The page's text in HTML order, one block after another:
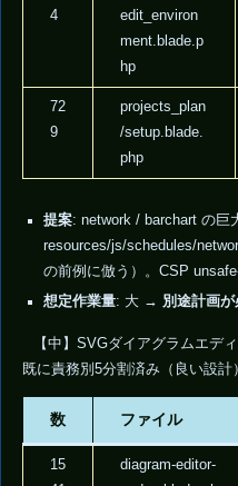
4
edit_environ
ment.blade.p
hp
72
9
projects_plan
/setup.blade.
php
提案: network / barchart の巨
resources/js/schedules/
の前例に倣う）。CSP
想定作業量: 大 → 別途計画が
【中】SVGダイアグラムエデ
既に責務別5分割済み（良い設
数 ファイル
15
diagram-editor-